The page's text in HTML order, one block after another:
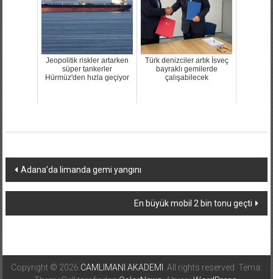
Jeopolitik riskler artarken
süper tankerler
Hürmüz'den hızla geçiyor
Türk denizciler artık İsveç
bayraklı gemilerde
çalışabilecek
Yazı
dolaşımı
Adana’da limanda gemi yangını
En büyük mobil 2 bin tonu geçti
Copyright © 2026 CAMLIMANI AKADEMI
. All rights reserved. Tema: